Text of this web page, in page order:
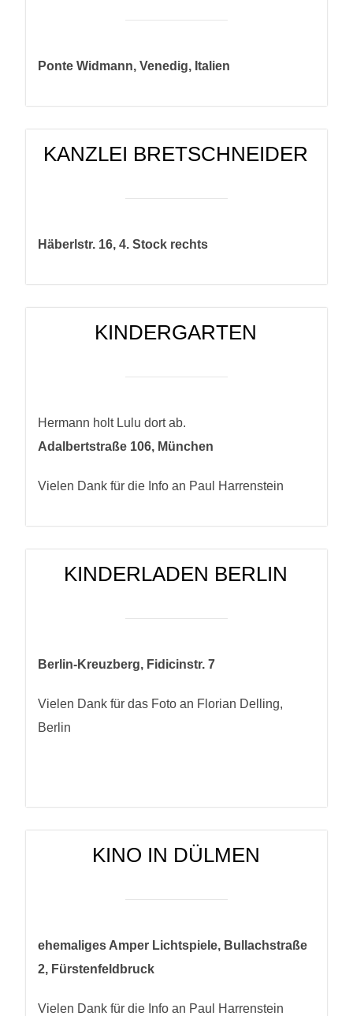
Ponte Widmann, Venedig, Italien
KANZLEI BRETSCHNEIDER
Häberlstr. 16, 4. Stock rechts
KINDERGARTEN
Hermann holt Lulu dort ab.
Adalbertstraße 106, München
Vielen Dank für die Info an Paul Harrenstein
KINDERLADEN BERLIN
Berlin-Kreuzberg, Fidicinstr. 7
Vielen Dank für das Foto an Florian Delling,
Berlin
KINO IN DÜLMEN
ehemaliges Amper Lichtspiele, Bullachstraße
2, Fürstenfeldbruck
Vielen Dank für die Info an Paul Harrenstein